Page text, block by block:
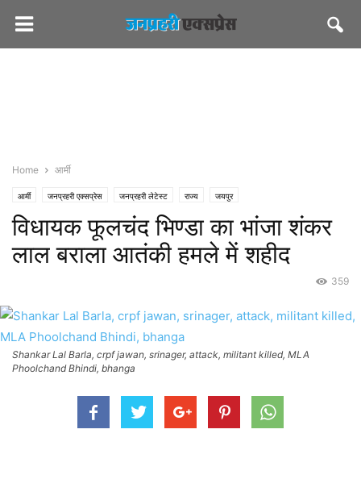
Home आर्मी
आर्मी जनप्रहरी एक्सप्रेस जनप्रहरी लेटेस्ट राज्य जयपुर
विधायक फूलचंद भिण्डा का भांजा शंकर
लाल बराला आतंकी हमले में शहीद
359
Shankar Lal Barla, crpf jawan, srinager, attack, militant killed, MLA
Phoolchand Bhindi, bhanga